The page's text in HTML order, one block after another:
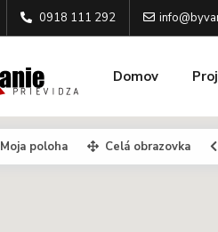
0918 111 292
Domov
Moja poloha Celá obrazovka